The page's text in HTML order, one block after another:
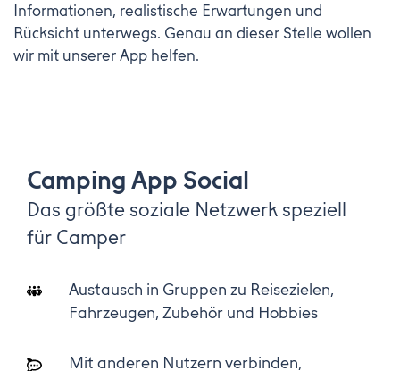
Informationen, realistische Erwartungen und
Rücksicht unterwegs. Genau an dieser Stelle wollen
wir mit unserer App helfen.
Camping App Social
Das größte soziale Netzwerk speziell
für Camper
Austausch in Gruppen zu Reisezielen,
Fahrzeugen, Zubehör und Hobbies
Mit anderen Nutzern verbinden,